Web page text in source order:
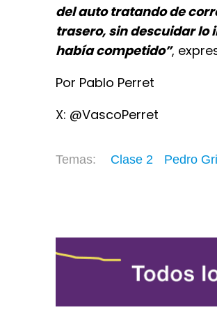
del auto tratando de
trasero, sin descuidar lo
había competido”,
Por Pablo Perret
X: @VascoPerret
Clase 2 Pedro